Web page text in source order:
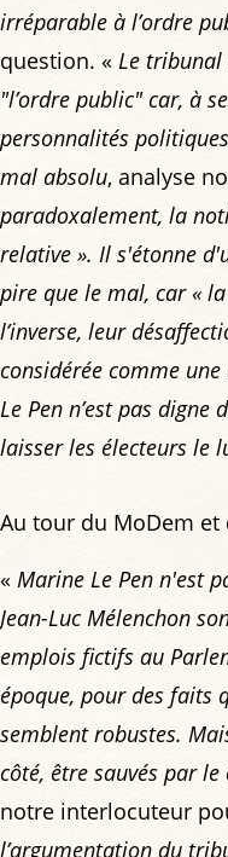
irréparable à l’ordre
question. « Le tribunal
"l’ordre public" car, à
personnalités
mal absolu, analyse
paradoxalement, la
relative ». Il s'étonne
pire que le mal, car «
l’inverse, leur
considérée comme
Le Pen n’est pas digne
laisser les électeurs le
Au tour du MoDem et
« Marine Le Pen n'est
Jean-Luc Mélenchon
emplois fictifs au
époque, pour des faits
semblent robustes.
côté, être sauvés par
notre interlocuteur
l’argumentation du